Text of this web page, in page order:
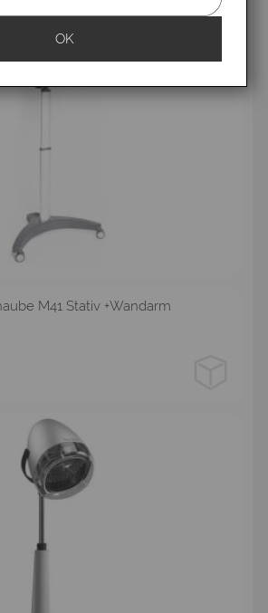
Stativ Wandarm
M41 Stativ +Wandarm
OK